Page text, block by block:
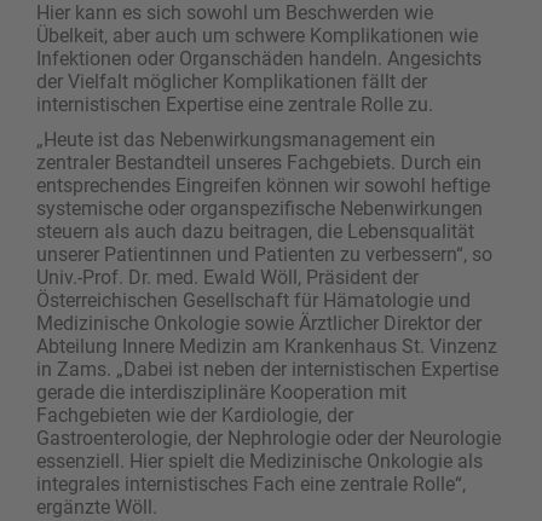
Hier kann es sich sowohl um Beschwerden wie
Übelkeit, aber auch um schwere Komplikationen wie
Infektionen oder Organschäden handeln. Angesichts
der Vielfalt möglicher Komplikationen fällt der
internistischen Expertise eine zentrale Rolle zu.
„Heute ist das Nebenwirkungsmanagement ein
zentraler Bestandteil unseres Fachgebiets. Durch ein
entsprechendes Eingreifen können wir sowohl heftige
systemische oder organspezifische Nebenwirkungen
steuern als auch dazu beitragen, die Lebensqualität
unserer Patientinnen und Patienten zu verbessern“, so
Univ.-Prof. Dr. med. Ewald Wöll, Präsident der
Österreichischen Gesellschaft für Hämatologie und
Medizinische Onkologie sowie Ärztlicher Direktor der
Abteilung Innere Medizin am Krankenhaus St. Vinzenz
in Zams. „Dabei ist neben der internistischen Expertise
gerade die interdisziplinäre Kooperation mit
Fachgebieten wie der Kardiologie, der
Gastroenterologie, der Nephrologie oder der Neurologie
essenziell. Hier spielt die Medizinische Onkologie als
integrales internistisches Fach eine zentrale Rolle“,
ergänzte Wöll.